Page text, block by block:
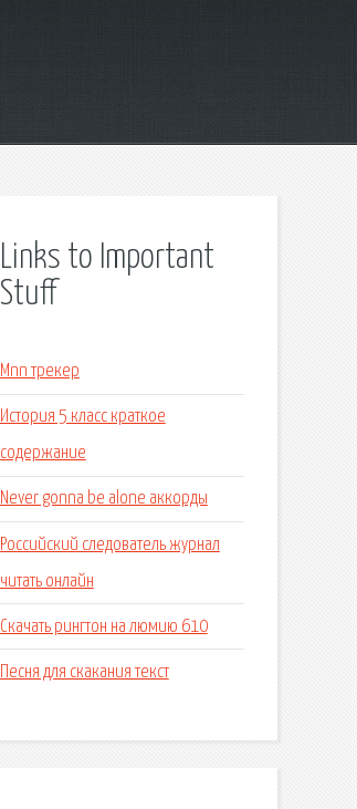
Links to Important
Stuff
Mnn трекер
История 5 класс краткое
содержание
Never gonna be alone аккорды
Российский следователь журнал
читать онлайн
Скачать рингтон на люмию 610
Песня для скакания текст